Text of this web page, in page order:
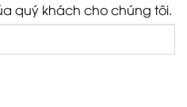
quý khách cho chúng tôi.